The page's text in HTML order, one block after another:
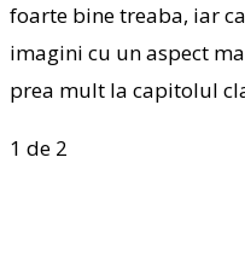
foarte bine treaba, iar
imagini cu un aspect
prea mult la capitolul
1 de 2